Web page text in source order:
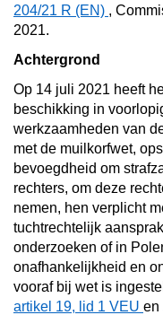
204/21 R (EN) ,
2021.
Achtergrond
Op 14 juli 2021 heeft
beschikking in
werkzaamheden van
met de muilkorfwet,
bevoegdheid om
rechters, om deze
nemen, hen verplicht
tuchtrechtelijk
onderzoeken of in
onafhankelijkheid en
vooraf bij wet is
artikel 19, lid 1 VEU en